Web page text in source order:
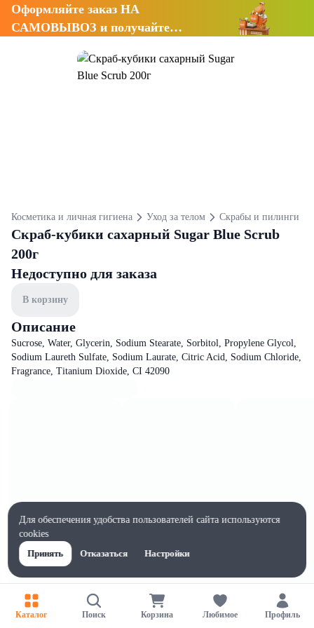
Оформляйте заказ НА
САМОВЫВОЗ и получайте
Косметика и личная гигиена Уход за телом Скрабы и пилинги
Скраб-кубики сахарный Sugar Blue Scrub
200г
Недоступно для заказа
В корзину
Описание
Sucrose, Water, Glycerin, Sodium Stearate, Sorbitol, Propylene Glycol,
Sodium Laureth Sulfate, Sodium Laurate, Citric Acid, Sodium Chloride,
Fragrance, Titanium Dioxide, CI 42090
Характеристики
Каталог Поиск Корзина Любимое Профиль
Для обеспечения удобства пользователей сайта используются
cookies
Принять
Отказаться Настройки